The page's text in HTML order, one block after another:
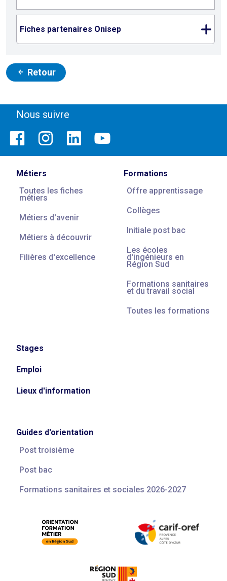
Fiches partenaires Onisep
Retour
Nous suivre
Métiers
Toutes les fiches
métiers
Métiers d'avenir
Métiers à découvrir
Filières d'excellence
Formations
Offre apprentissage
Collèges
Initiale post bac
Les écoles
d'ingénieurs en
Région Sud
Formations sanitaires
et du travail social
Toutes les formations
Stages
Emploi
Lieux d'information
Guides d'orientation
Post troisième
Post bac
Formations sanitaires et sociales 2026-2027